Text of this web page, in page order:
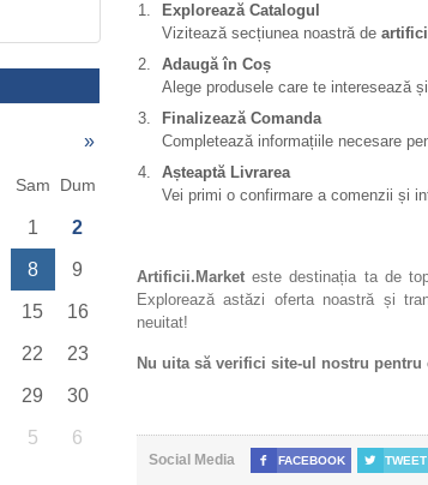
»
Sam Dum
1 2
8 9
15 16
22 23
29 30
5 6
Explorează Catalogul
Vizitează secțiunea noastră de
Adaugă în Coș
Alege produsele care te interesează
Finalizează Comanda
Completează informațiile necesare
Așteaptă Livrarea
Vei primi o confirmare a comenzii și
Artificii.Marketeste destinația ta de
Explorează astăzi oferta noastră și
neuitat!
Nu uita să verifici site-ul nostru
Social Media  FACEBOOK  TWEET